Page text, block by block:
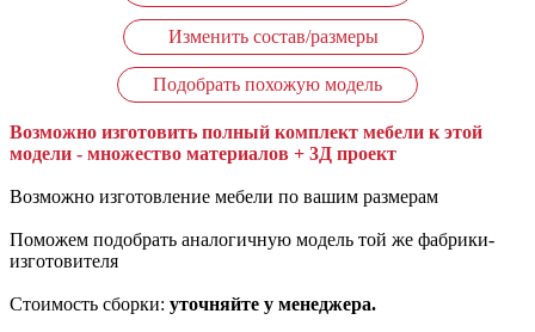
Изменить состав/размеры
Подобрать похожую модель
Возможно изготовить полный комплект мебели к этой
модели - множество материалов + 3Д проект
Возможно изготовление мебели по вашим размерам
Поможем подобрать аналогичную модель той же фабрики-
изготовителя
Стоимость сборки: уточняйте у менеджера.